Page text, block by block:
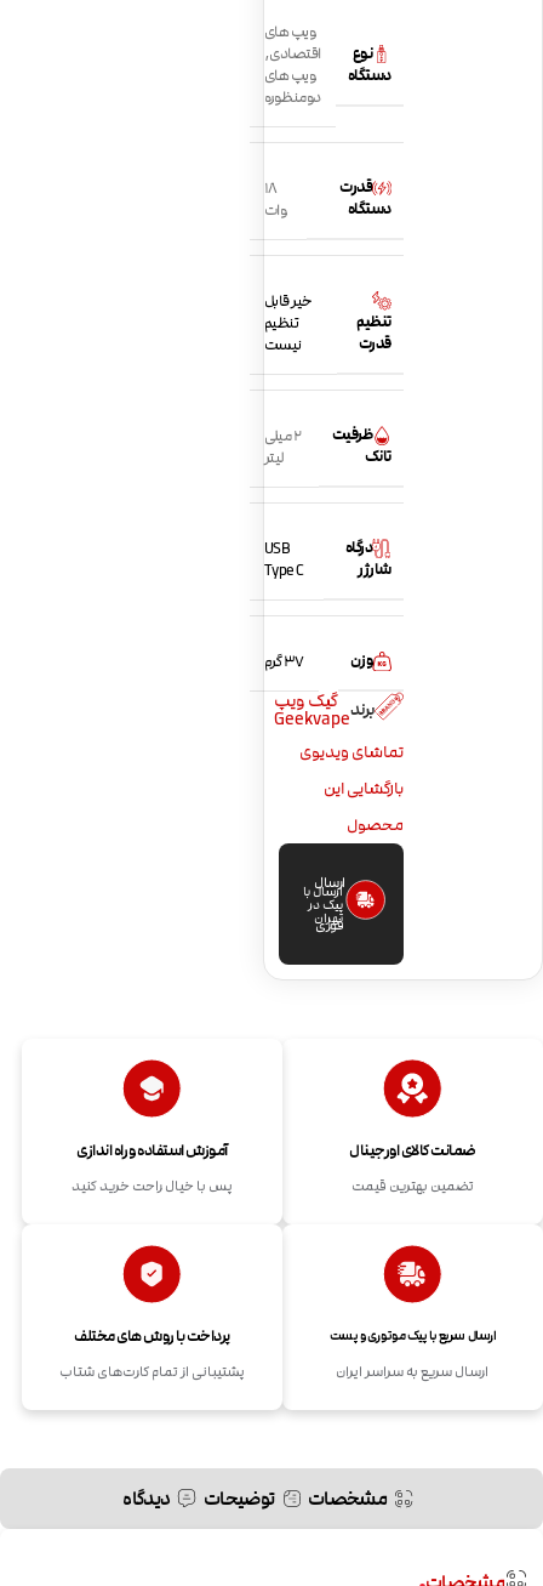
نوع
دستگاه
ویپ های
اقتصادی,
ویپ های
دومنظوره
قدرت
دستگاه
18
وات
تنظیم
قدرت
خیر قابل
تنظیم
نیست
ظرفیت
تانک
2 میلی
لیتر
درگاه
شارژر
USB
Type C
وزن 37 گرم
برند گیک ویپ
Geekvape
تماشای ویدیوی
بازگشایی این
محصول
ارسال
فوری
ارسال با
پیک در
تهران
ضمانت کالای اورجینال
تضمین بهترین قیمت
آموزش استفاده و راه اندازی
پس با خیال راحت خرید کنید
ارسال سریع با پیک موتوری و پست
ارسال سریع به سراسر ایران
پرداخت با روش های مختلف
پشتیبانی از تمام کارت‌های شتاب
مشخصات توضیحات دیدگاه